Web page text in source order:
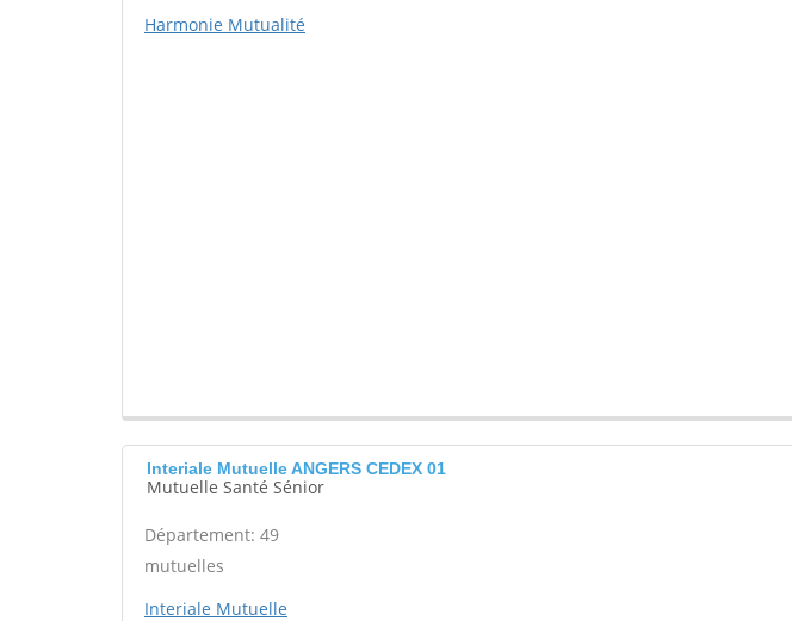
Harmonie Mutualité
Interiale Mutuelle ANGERS CEDEX 01
Mutuelle Santé Sénior
Département: 49
mutuelles
Interiale Mutuelle